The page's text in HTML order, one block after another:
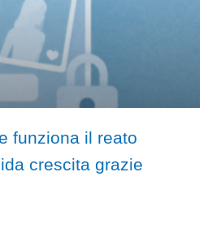
funziona il reato
crescita grazie